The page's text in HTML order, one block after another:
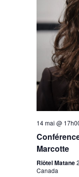
14 mai @
Marcotte
Riôtel Matane
Canada